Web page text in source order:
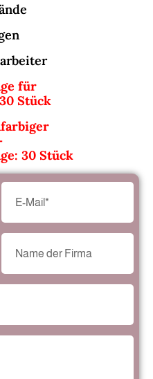
für
Stück
30 Stück